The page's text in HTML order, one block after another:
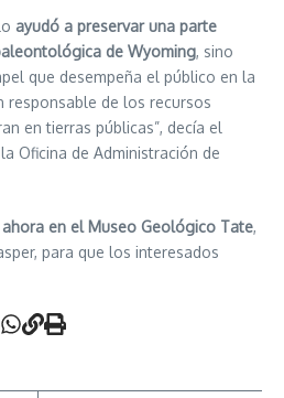
ayudó a preservar una parte
de Wyoming, sino
que desempeña el público en la
de los recursos
en tierras públicas”, decía el
Oficina de Administración de
en el Museo Geológico Tate,
para que los interesados